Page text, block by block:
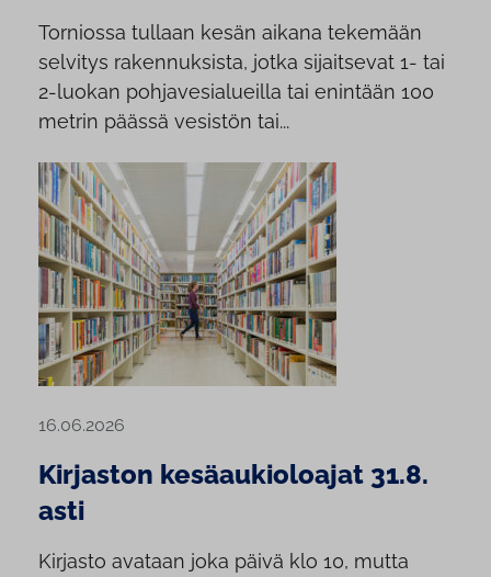
Torniossa tullaan kesän aikana tekemään
selvitys rakennuksista, jotka sijaitsevat 1- tai
2-luokan pohjavesialueilla tai enintään 100
metrin päässä vesistön tai...
16.06.2026
Kirjaston kesäaukioloajat 31.8.
asti
Kirjasto avataan joka päivä klo 10, mutta